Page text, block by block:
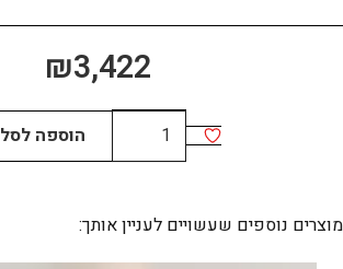
₪3,422
כמות
של
3
הוספה לסל
מוצרים נוספים שעשויים לעניין אותך: